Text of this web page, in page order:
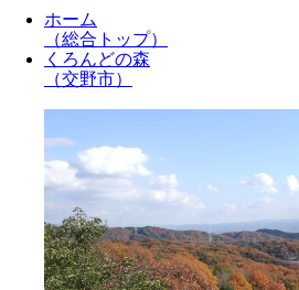
ホーム
（総合トップ）
くろんどの森
（交野市）